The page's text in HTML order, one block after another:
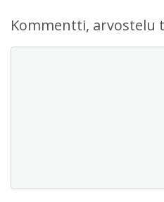
Kommentti, arvostelu